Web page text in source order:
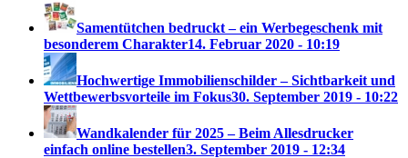
Samentütchen bedruckt – ein Werbegeschenk mit
besonderem Charakter14. Februar 2020 - 10:19
Hochwertige Immobilienschilder – Sichtbarkeit und
Wettbewerbsvorteile im Fokus30. September 2019 - 10:22
Wandkalender für 2025 – Beim Allesdrucker
einfach online bestellen3. September 2019 - 12:34